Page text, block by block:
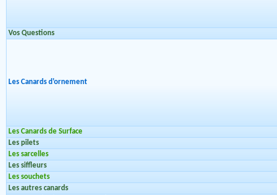
Vos Questions
Les Canards d'ornement
Les Canards de Surface
Les pilets
Les sarcelles
Les siffleurs
Les souchets
Les autres canards